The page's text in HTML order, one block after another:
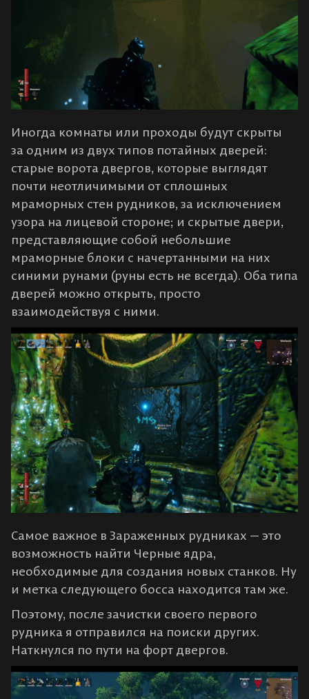
Иногда комнаты или проходы будут скрыты
за одним из двух типов потайных дверей:
старые ворота двергов, которые выглядят
почти неотличимыми от сплошных
мраморных стен рудников, за исключением
узора на лицевой стороне; и скрытые двери,
представляющие собой небольшие
мраморные блоки с начертанными на них
синими рунами (руны есть не всегда). Оба типа
дверей можно открыть, просто
взаимодействуя с ними.
Самое важное в Зараженных рудниках — это
возможность найти Черные ядра,
необходимые для создания новых станков. Ну
и метка следующего босса находится там же.
Поэтому, после зачистки своего первого
рудника я отправился на поиски других.
Наткнулся по пути на форт двергов.